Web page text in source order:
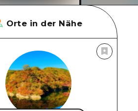
Orte in der Nähe